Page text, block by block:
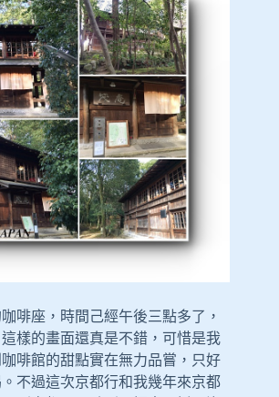
啡座，時間己經午後三點多了，
樣的畫面還真是不錯，可惜是我
啡館的甜點實在無力品嘗，只好
不過這次京都行和我幾年來京都